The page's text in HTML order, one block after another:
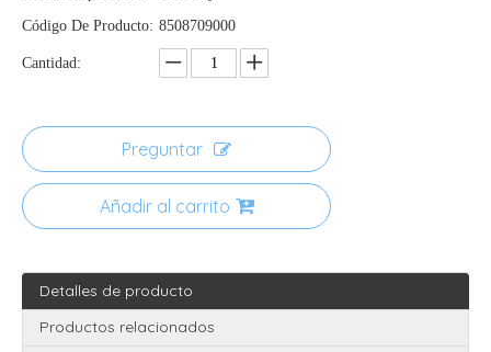
Código De Producto: 8508709000
Cantidad:
Preguntar
Añadir al carrito
Detalles de producto
Productos relacionados